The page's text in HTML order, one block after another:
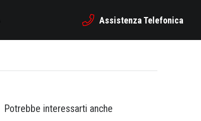
Assistenza Telefonica
Potrebbe interessarti anche